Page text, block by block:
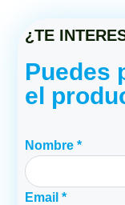
¿TE
Puedes
el
Nombre *
Email *